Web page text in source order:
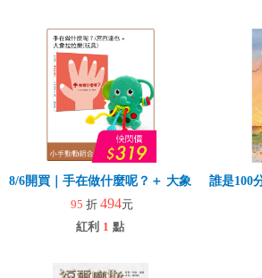
8/6開買｜手在做什麼呢？＋ 大象拉拉樂(玩具)
95 折 494元
紅利 1 點
誰是100